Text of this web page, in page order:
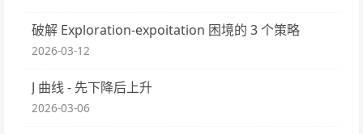
破解 Exploration-expoitation 困境的 3 个策略
2026-03-12
J 曲线 - 先下降后上升
2026-03-06